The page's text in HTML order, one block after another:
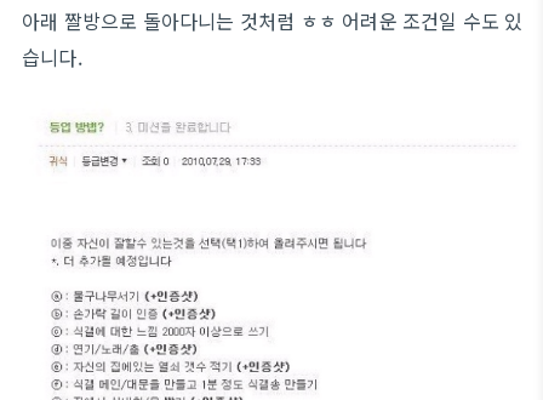
아래 짤방으로 돌아다니는 것처럼 ㅎㅎ 어려운 조건일 수도 있
습니다.